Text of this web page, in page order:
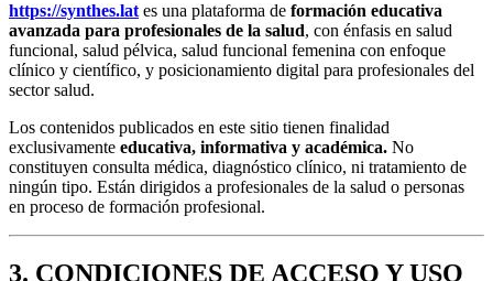
https://synthes.lat es una plataforma de formación educativa
avanzada para profesionales de la salud, con énfasis en salud
funcional, salud pélvica, salud funcional femenina con enfoque
clínico y científico, y posicionamiento digital para profesionales del
sector salud.
Los contenidos publicados en este sitio tienen finalidad
exclusivamente educativa, informativa y académica. No
constituyen consulta médica, diagnóstico clínico, ni tratamiento de
ningún tipo. Están dirigidos a profesionales de la salud o personas
en proceso de formación profesional.
3. CONDICIONES DE ACCESO Y USO